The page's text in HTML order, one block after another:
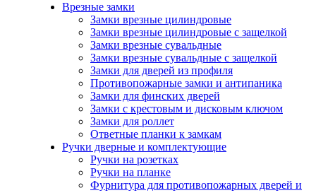
Врезные замки
Замки врезные цилиндровые
Замки врезные цилиндровые с защелкой
Замки врезные сувальдные
Замки врезные сувальдные с защелкой
Замки для дверей из профиля
Противопожарные замки и антипаника
Замки для финских дверей
Замки с крестовым и дисковым ключом
Замки для роллет
Ответные планки к замкам
Ручки дверные и комплектующие
Ручки на розетках
Ручки на планке
Фурнитура для противопожарных дверей и